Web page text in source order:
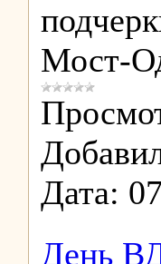
Мост-
Дата:
День